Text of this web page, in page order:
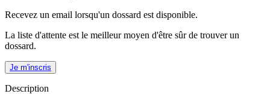
Recevez un email lorsqu'un dossard est disponible.
La liste d'attente est le meilleur moyen d'être sûr de trouver un
dossard.
Je m'inscris
Description